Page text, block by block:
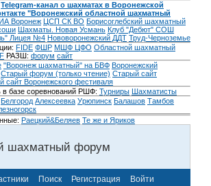
Telegram-канал о шахматах в Воронежской
"Воронежский областной шахматный
Воронеж ЦСП СК ВО Борисоглебский шахматный
Шахматы. Новая Усмань Клуб "Дебют" СОШ
Лицея №4 Нововоронежский ДДТ Труд-Черноземье
FIDE ФШР МШФ ЦФО Областной шахматный
РАЗШ: форум сайт
"Воронеж шахматный" на БВФ Воронежский
Cтарый форум (только чтение) Старый сайт
сайт Воронежского фестиваля
в базе соревнований РШФ: Турниры Шахматисты
Белгород Алексеевка Урюпинск Балашов Тамбов
Раецкий&Беляев Те же и Яриков
шахматный форум
Поиск Регистрация Войти